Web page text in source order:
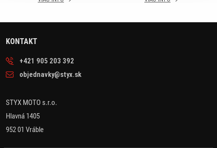
KONTAKT
+421 905 203 392
objednavky@styx.sk
STYX MOTO s.r.o.
Hlavná 1405
952 01 Vráble